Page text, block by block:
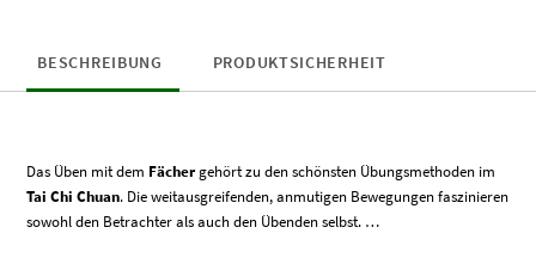
BESCHREIBUNG PRODUKTSICHERHEIT
Das Üben mit dem Fächergehört zu den schönsten Übungsmethoden im
Tai Chi Chuan. Die weitausgreifenden, anmutigen Bewegungen faszinieren
sowohl den Betrachter als auch den Übenden selbst. …